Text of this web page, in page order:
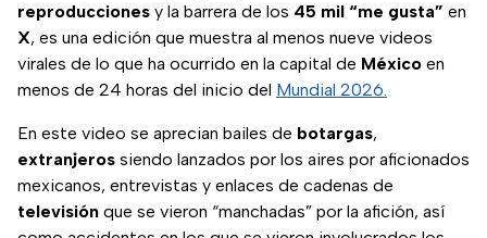
reproducciones y la barrera de los 45 mil “me gusta” en
X, es una edición que muestra al menos nueve videos
virales de lo que ha ocurrido en la capital de México en
menos de 24 horas del inicio del Mundial 2026.
En este video se aprecian bailes de botargas,
extranjeros siendo lanzados por los aires por aficionados
mexicanos, entrevistas y enlaces de cadenas de
televisión que se vieron “manchadas” por la afición, así